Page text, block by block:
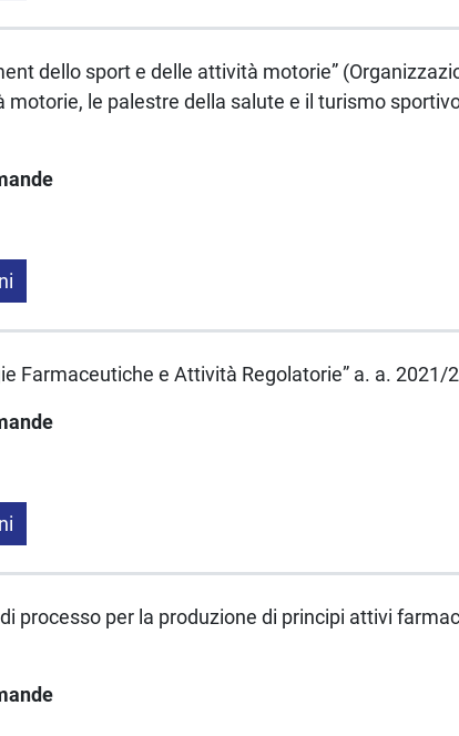
dello sport e delle attività motorie”
motorie, le palestre della salute e il turismo
Farmaceutiche e Attività Regolatorie” a. a. 2021/
processo per la produzione di principi attivi